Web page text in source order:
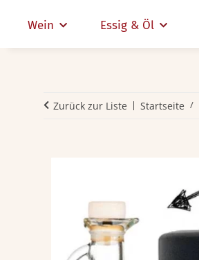
Wein Essig & Öl
Zurück zur Liste Startseite